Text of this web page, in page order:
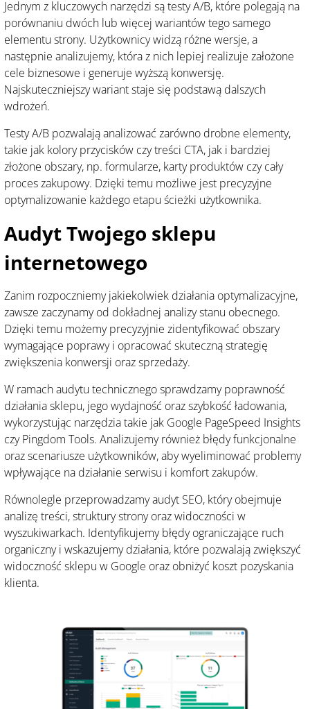
Jednym z kluczowych narzędzi są testy A/B, które polegają na
porównaniu dwóch lub więcej wariantów tego samego
elementu strony. Użytkownicy widzą różne wersje, a
następnie analizujemy, która z nich lepiej realizuje założone
cele biznesowe i generuje wyższą konwersję.
Najskuteczniejszy wariant staje się podstawą dalszych
wdrożeń.
Testy A/B pozwalają analizować zarówno drobne elementy,
takie jak kolory przycisków czy treści CTA, jak i bardziej
złożone obszary, np. formularze, karty produktów czy cały
proces zakupowy. Dzięki temu możliwe jest precyzyjne
optymalizowanie każdego etapu ścieżki użytkownika.
Audyt Twojego sklepu
internetowego
Zanim rozpoczniemy jakiekolwiek działania optymalizacyjne,
zawsze zaczynamy od dokładnej analizy stanu obecnego.
Dzięki temu możemy precyzyjnie zidentyfikować obszary
wymagające poprawy i opracować skuteczną strategię
zwiększenia konwersji oraz sprzedaży.
W ramach audytu technicznego sprawdzamy poprawność
działania sklepu, jego wydajność oraz szybkość ładowania,
wykorzystując narzędzia takie jak Google PageSpeed Insights
czy Pingdom Tools. Analizujemy również błędy funkcjonalne
oraz scenariusze użytkowników, aby wyeliminować problemy
wpływające na działanie serwisu i komfort zakupów.
Równolegle przeprowadzamy audyt SEO, który obejmuje
analizę treści, struktury strony oraz widoczności w
wyszukiwarkach. Identyfikujemy błędy ograniczające ruch
organiczny i wskazujemy działania, które pozwalają zwiększyć
widoczność sklepu w Google oraz obniżyć koszt pozyskania
klienta.